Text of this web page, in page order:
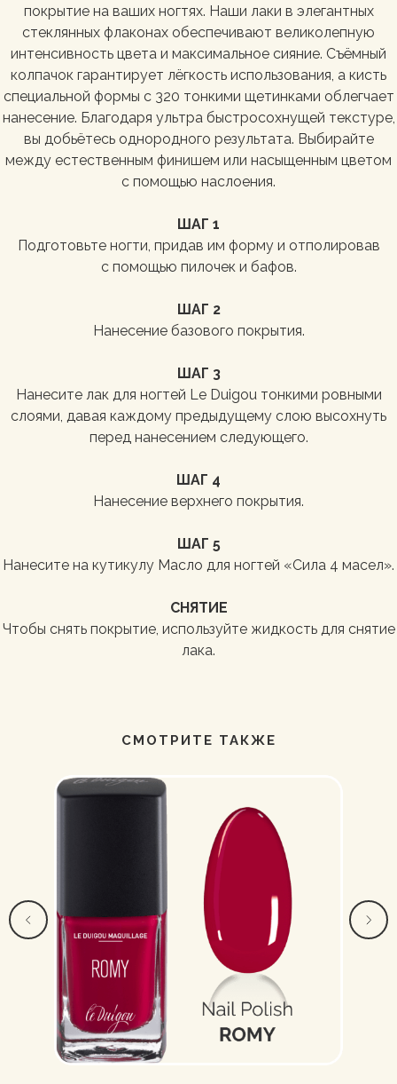
покрытие на ваших ногтях. Наши лаки в элегантных
стеклянных флаконах обеспечивают великолепную
интенсивность цвета и максимальное сияние. Съёмный
колпачок гарантирует лёгкость использования, а кисть
специальной формы с 320 тонкими щетинками облегчает
нанесение. Благодаря ультра быстросохнущей текстуре,
вы добьётесь однородного результата. Выбирайте
между естественным финишем или насыщенным цветом
с помощью наслоения.
ШАГ 1
Подготовьте ногти, придав им форму и отполировав
с помощью пилочек и бафов.
ШАГ 2
Нанесение базового покрытия.
ШАГ 3
Нанесите лак для ногтей Le Duigou тонкими ровными
слоями, давая каждому предыдущему слою высохнуть
перед нанесением следующего.
ШАГ 4
Нанесение верхнего покрытия.
ШАГ 5
Нанесите на кутикулу Масло для ногтей «Сила 4 масел».
СНЯТИЕ
Чтобы снять покрытие, используйте жидкость для снятие
лака.
СМОТРИТЕ ТАКЖЕ